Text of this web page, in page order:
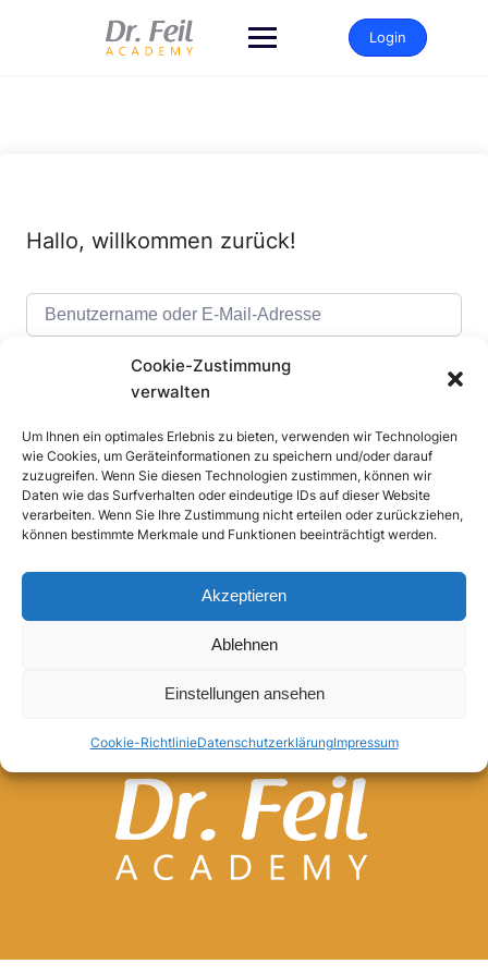
Cookie-Zustimmung
verwalten
Um Ihnen ein optimales Erlebnis zu bieten, verwenden wir Technologien
wie Cookies, um Geräteinformationen zu speichern und/oder darauf
zuzugreifen. Wenn Sie diesen Technologien zustimmen, können wir
Daten wie das Surfverhalten oder eindeutige IDs auf dieser Website
verarbeiten. Wenn Sie Ihre Zustimmung nicht erteilen oder zurückziehen,
können bestimmte Merkmale und Funktionen beeinträchtigt werden.
Akzeptieren
Ablehnen
Einstellungen ansehen
Cookie-RichtlinieDatenschutzerklärungImpressum
Login
Hallo, willkommen zurück!
Alternative:
Angemeldet bleiben Passwort vergessen?
Anmelden